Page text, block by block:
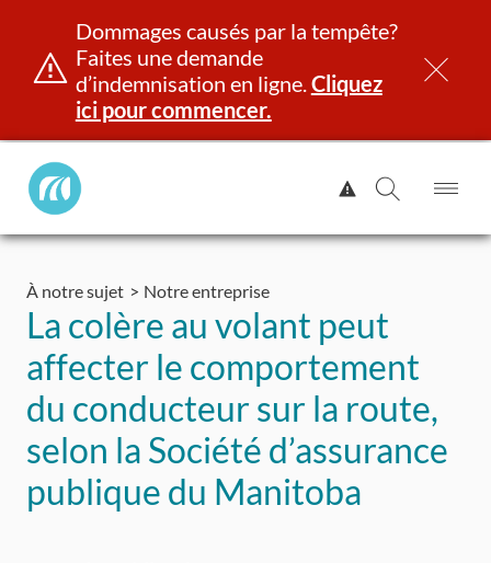
Aller
contenu
Dommages causés par la tempête?
Faites une demande
d’indemnisation en ligne.Cliquez
ici pour commencer.
Manitoba
Public
Afficher
l'alerte.
la
le
À notre sujet Notre entreprise
La colère au volant peut
affecter le comportement
du conducteur sur la route,
selon la Société d’assurance
publique du Manitoba